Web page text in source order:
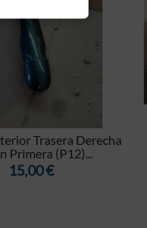
Trasera Derecha
Primera (P12)...
Precio
15,00 €